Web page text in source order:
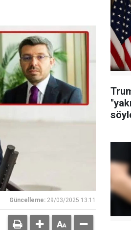
Güncelleme: 29/03/2025 13:11